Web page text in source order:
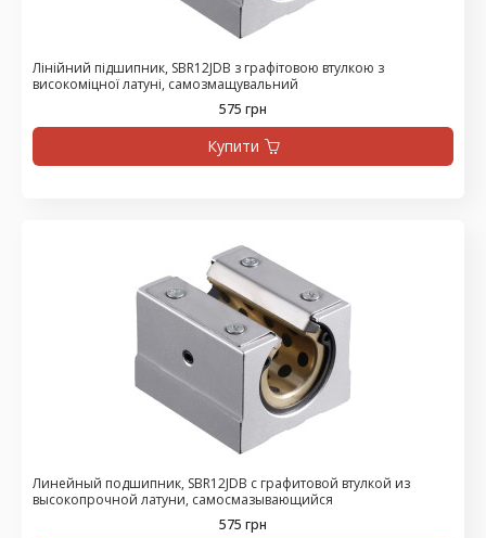
Лінійний підшипник, SBR12JDB з графітовою втулкою з
високоміцної латуні, самозмащувальний
575 грн
Купити
Линейный подшипник, SBR12JDB с графитовой втулкой из
высокопрочной латуни, самосмазывающийся
575 грн